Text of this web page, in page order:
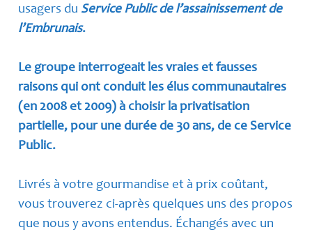
usagers du Service Public de l’assainissement de
l’Embrunais.
Le groupe interrogeait les vraies et fausses
raisons qui ont conduit les élus communautaires
(en 2008 et 2009) à choisir la privatisation
partielle, pour une durée de 30 ans, de ce Service
Public.
Livrés à votre gourmandise et à prix coûtant,
vous trouverez ci-après quelques uns des propos
que nous y avons entendus. Échangés avec un